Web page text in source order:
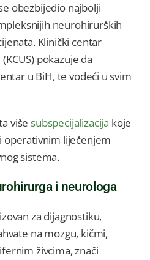
obezbijedio najbolji
neurohirurških
Klinički centar
pokazuje da
u BiH, te vodeći u svim
više subspecijalizacija koje
operativnim liječenjem
sistema.
i neurologa
za dijagnostiku,
na mozgu, kičmi,
živcima, znači